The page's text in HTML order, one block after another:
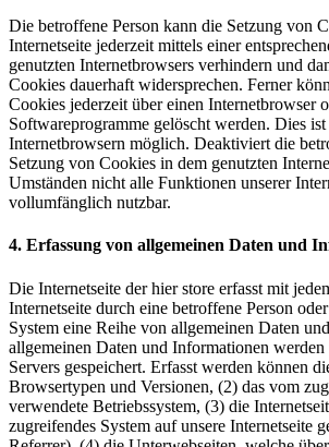
Die betroffene Person kann die Setzung von
Internetseite jederzeit mittels einer
genutzten Internetbrowsers verhindern und
Cookies dauerhaft widersprechen. Ferner
Cookies jederzeit über einen Internetbrowser
Softwareprogramme gelöscht werden. Dies
Internetbrowsern möglich. Deaktiviert die
Setzung von Cookies in dem genutzten
Umständen nicht alle Funktionen unserer
vollumfänglich nutzbar.
4. Erfassung von allgemeinen Daten und
Die Internetseite der hier store erfasst mit
Internetseite durch eine betroffene Person
System eine Reihe von allgemeinen Daten
allgemeinen Daten und Informationen
Servers gespeichert. Erfasst werden können
Browsertypen und Versionen, (2) das vom
verwendete Betriebssystem, (3) die
zugreifendes System auf unsere Internetseite